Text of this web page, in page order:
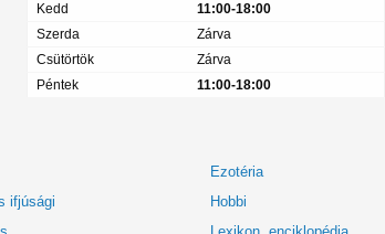
Kedd
11:00-18:00
Szerda
Zárva
Csütörtök
Zárva
Péntek
11:00-18:00
Ezotéria
ifjúsági Hobbi